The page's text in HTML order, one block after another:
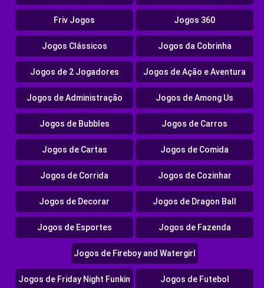
Friv Jogos Jogos 360
Jogos Clássicos Jogos da Cobrinha
Jogos de 2 Jogadores Jogos de Ação e Aventura
Jogos de Administração Jogos de Among Us
Jogos de Bubbles Jogos de Carros
Jogos de Cartas Jogos de Comida
Jogos de Corrida Jogos de Cozinhar
Jogos de Decorar Jogos de Dragon Ball
Jogos de Esportes Jogos de Fazenda
Jogos de Fireboy and Watergirl
Jogos de Friday Night Funkin Jogos de Futebol